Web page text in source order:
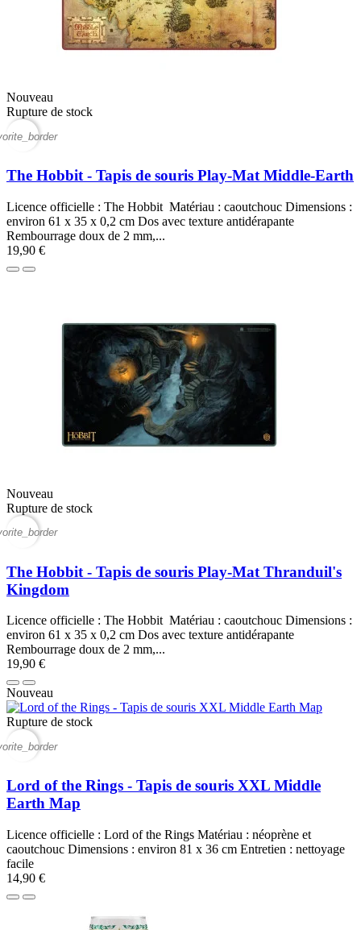
Nouveau
Rupture de stock
The Hobbit - Tapis de souris Play-Mat Middle-Earth
Licence officielle : The Hobbit Matériau : caoutchouc Dimensions :
environ 61 x 35 x 0,2 cm Dos avec texture antidérapante
Rembourrage doux de 2 mm,...
19,90 €
Nouveau
Rupture de stock
The Hobbit - Tapis de souris Play-Mat Thranduil's
Kingdom
Licence officielle : The Hobbit Matériau : caoutchouc Dimensions :
environ 61 x 35 x 0,2 cm Dos avec texture antidérapante
Rembourrage doux de 2 mm,...
19,90 €
Nouveau
Rupture de stock
Lord of the Rings - Tapis de souris XXL Middle
Earth Map
Licence officielle : Lord of the Rings Matériau : néoprène et
caoutchouc Dimensions : environ 81 x 36 cm Entretien : nettoyage
facile
14,90 €